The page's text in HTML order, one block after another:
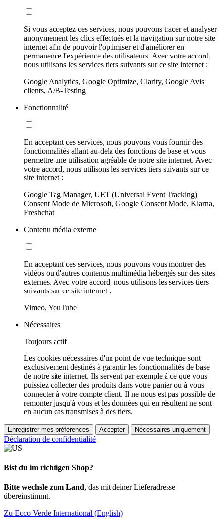
Si vous acceptez ces services, nous pouvons tracer et analyser
anonymement les clics effectués et la navigation sur notre site
internet afin de pouvoir l'optimiser et d'améliorer en
permanence l'expérience des utilisateurs. Avec votre accord,
nous utilisons les services tiers suivants sur ce site internet :
Google Analytics, Google Optimize, Clarity, Google Avis
clients, A/B-Testing
Fonctionnalité
En acceptant ces services, nous pouvons vous fournir des
fonctionnalités allant au-delà des fonctions de base et vous
permettre une utilisation agréable de notre site internet. Avec
votre accord, nous utilisons les services tiers suivants sur ce
site internet :
Google Tag Manager, UET (Universal Event Tracking)
Consent Mode de Microsoft, Google Consent Mode, Klarna,
Freshchat
Contenu média externe
En acceptant ces services, nous pouvons vous montrer des
vidéos ou d'autres contenus multimédia hébergés sur des sites
externes. Avec votre accord, nous utilisons les services tiers
suivants sur ce site internet :
Vimeo, YouTube
Nécessaires
Toujours actif
Les cookies nécessaires d'un point de vue technique sont
exclusivement destinés à garantir les fonctionnalités de base
de notre site internet. Ils servent par exemple à ce que vous
puissiez collecter des produits dans votre panier ou à vous
connecter à votre compte client. Il ne nous est pas possible de
remonter jusqu'à vous et les données qui en résultent ne sont
en aucun cas transmises à des tiers.
Enregistrer mes préférences Accepter Nécessaires uniquement
Déclaration de confidentialité
Bist du im richtigen Shop?
Bitte wechsle zum Land, das mit deiner Lieferadresse
übereinstimmt.
Zu Ecco Verde International (English)